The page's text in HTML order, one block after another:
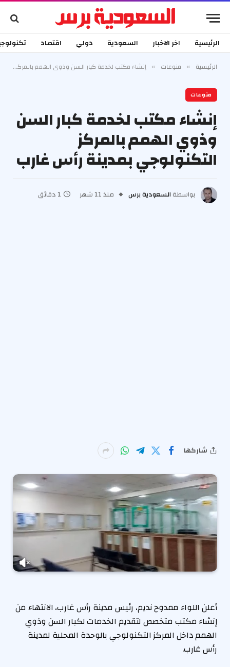
الرئيسية اخر الاخبار السعودية دولي اقتصاد
الرئيسية » منوعات » إنشاء مكتب لخدمة كبار السن وذوي الهمم بالمركز التكنولوجي بمدينة رأس غارب
منوعات
إنشاء مكتب لخدمة كبار السن
وذوي الهمم بالمركز
التكنولوجي بمدينة رأس غارب
بواسطة السعودية برس منذ 11 شهر 1 دقائق
شاركها
أعلن اللواء ممدوح نديم، رئيس مدينة رأس غارب، الانتهاء من
إنشاء مكتب متخصص لتقديم الخدمات لكبار السن وذوي
الهمم داخل المركز التكنولوجي بالوحدة المحلية لمدينة
رأس غارب.